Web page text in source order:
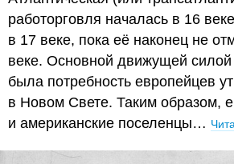
работорговля началась в 16
в 17 веке, пока её наконец не
веке. Основной движущей силой
была потребность европейцев
в Новом Свете. Таким образом,
и американские поселенцы…